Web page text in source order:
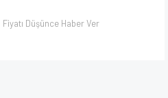
Fiyatı Düşünce Haber Ver